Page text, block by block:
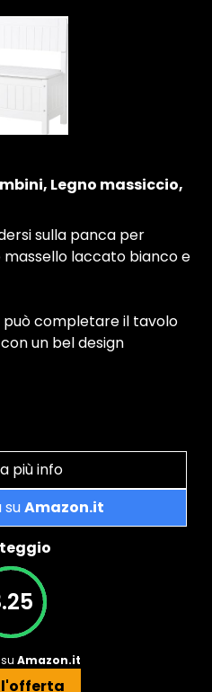
Legno massiccio,
sulla panca per
laccato bianco e
completare il tavolo
un bel design
più info
suAmazon.it
Amazon.it